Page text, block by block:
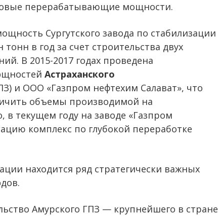
перерабатывающие мощности.
Сургутского завода по стабилизации
в год за счет строительства двух
В 2015-2017 годах проведена
Астраханского
и ООО «Газпром нефтехим Салават», что
объемы производимой на
текущем году на заводе «Газпром
комплекс по глубокой переработке
находится ряд стратегически важных
Амурского ГПЗ — крупнейшего в стране